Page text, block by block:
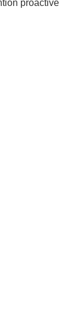
proactive